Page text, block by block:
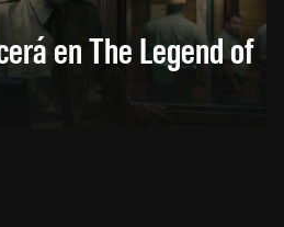
en The Legend of